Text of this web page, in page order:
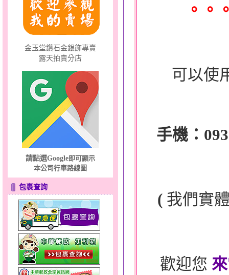
金玉堂鑽石金銀飾專賣
露天拍賣分店
請點選Google即可顯示
本公司行車路線圖
包裹查詢
。。
可以使
手機：
( 我們實
歡迎您